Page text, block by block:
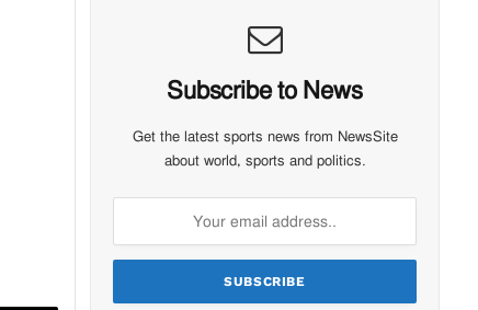
Subscribe to News
Get the latest sports news from NewsSite
about world, sports and politics.